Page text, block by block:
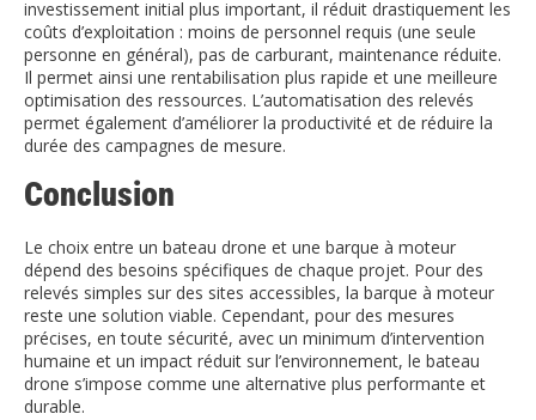
investissement initial plus important, il réduit drastiquement les
coûts d’exploitation : moins de personnel requis (une seule
personne en général), pas de carburant, maintenance réduite.
Il permet ainsi une rentabilisation plus rapide et une meilleure
optimisation des ressources. L’automatisation des relevés
permet également d’améliorer la productivité et de réduire la
durée des campagnes de mesure.
Conclusion
Le choix entre un bateau drone et une barque à moteur
dépend des besoins spécifiques de chaque projet. Pour des
relevés simples sur des sites accessibles, la barque à moteur
reste une solution viable. Cependant, pour des mesures
précises, en toute sécurité, avec un minimum d’intervention
humaine et un impact réduit sur l’environnement, le bateau
drone s’impose comme une alternative plus performante et
durable.